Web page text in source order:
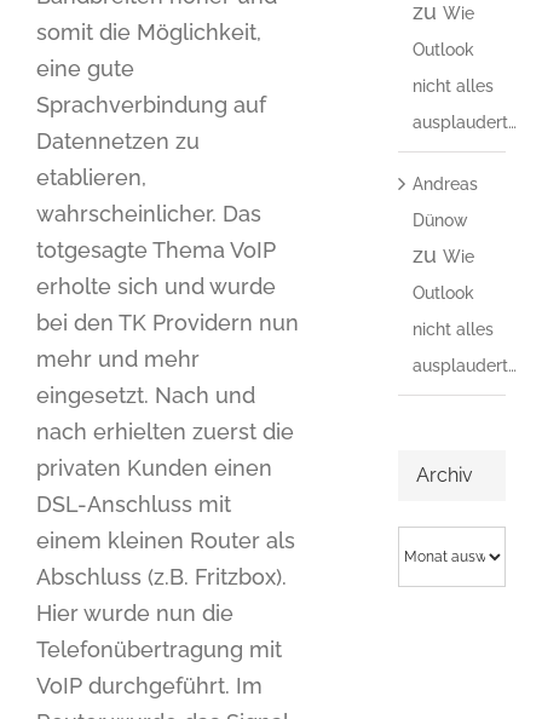
somit die Möglichkeit,
eine gute
Sprachverbindung auf
Datennetzen zu
etablieren,
wahrscheinlicher. Das
totgesagte Thema VoIP
erholte sich und wurde
bei den TK Providern nun
mehr und mehr
eingesetzt. Nach und
nach erhielten zuerst die
privaten Kunden einen
DSL-Anschluss mit
einem kleinen Router als
Abschluss (z.B. Fritzbox).
Hier wurde nun die
Telefonübertragung mit
VoIP durchgeführt. Im
zu Wie
Outlook
nicht alles
ausplaudert…
Andreas
Dünow
zu Wie
Outlook
nicht alles
ausplaudert…
Archiv